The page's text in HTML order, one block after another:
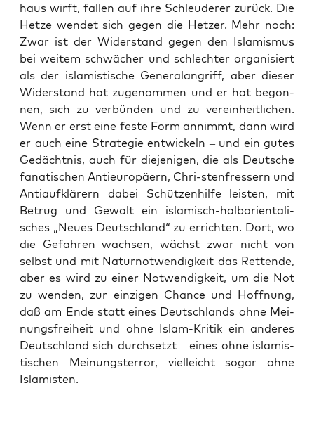
haus wirft, fal­len auf ihre Schleu­de­rer zurück. Die
Het­ze wen­det sich gegen die Het­zer. Mehr noch:
Zwar ist der Wider­stand gegen den Isla­mis­mus
bei wei­tem schwä­cher und schlech­ter orga­ni­siert
als der isla­mis­ti­sche Gene­ral­an­griff, aber die­ser
Wider­stand hat zuge­nom­men und er hat begon­
nen, sich zu ver­bün­den und zu ver­ein­heit­li­chen.
Wenn er erst eine fes­te Form annimmt, dann wird
er auch eine Stra­te­gie ent­wi­ckeln – und ein gutes
Gedächt­nis, auch für die­je­ni­gen, die als Deut­sche
fana­ti­schen Anti­eu­ro­pä­ern, Chri-sten­fres­sern und
Anti­auf­klä­rern dabei Schüt­zen­hil­fe leis­ten, mit
Betrug und Gewalt ein isla­misch-halbo­ri­en­ta­li­
sches „Neu­es Deutsch­land“ zu errich­ten. Dort, wo
die Gefah­ren wach­sen, wächst zwar nicht von
selbst und mit Natur­not­wen­dig­keit das Ret­ten­de,
aber es wird zu einer Not­wen­dig­keit, um die Not
zu wen­den, zur ein­zi­gen Chan­ce und Hoff­nung,
daß am Ende statt eines Deutsch­lands ohne Mei­
nungs­frei­heit und ohne Islam-Kri­tik ein ande­res
Deutsch­land sich durch­setzt – eines ohne isla­mis­
ti­schen Mei­nungs­ter­ror, viel­leicht sogar ohne
Islamisten.